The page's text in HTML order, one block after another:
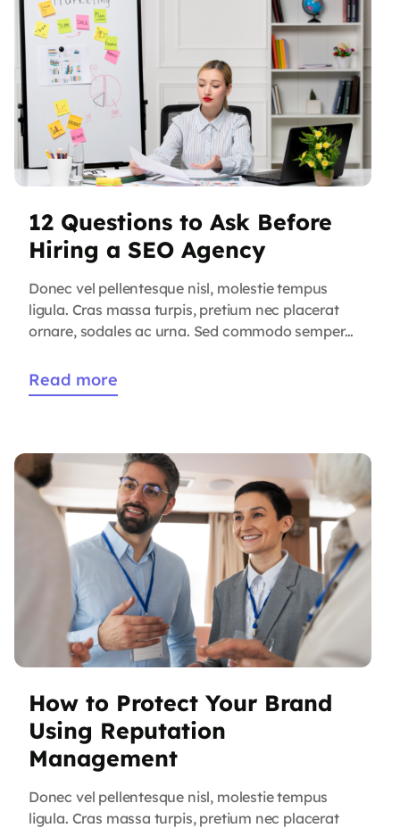
12 Questions to Ask Before
Hiring a SEO Agency
Donec vel pellentesque nisl, molestie tempus
ligula. Cras massa turpis, pretium nec placerat
ornare, sodales ac urna. Sed commodo semper
efficitur sapien dapibus sed. Suspendisse iaculis
erat ut enim tincidunt, vitae bibendum lorem
condimentum sit […]
Read more
How to Protect Your Brand
Using Reputation
Management
Donec vel pellentesque nisl, molestie tempus
ligula. Cras massa turpis, pretium nec placerat